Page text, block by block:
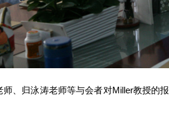
师、归泳涛老师等与会者对Miller教授的